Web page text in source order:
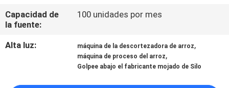
NOTICIAS
PIDA
CITA
Capacidad de
la fuente:
100 unidades por mes
Alta luz: máquina de la descortezadora de arroz,
máquina de proceso del arroz,
Golpee abajo el fabricante mojado de Silo